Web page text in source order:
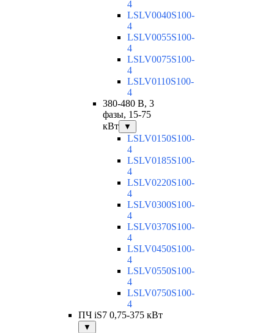
4
LSLV0040S100-
4
LSLV0055S100-
4
LSLV0075S100-
4
LSLV0110S100-
4
380-480 В, 3
фазы, 15-75
кВт
▼
LSLV0150S100-
4
LSLV0185S100-
4
LSLV0220S100-
4
LSLV0300S100-
4
LSLV0370S100-
4
LSLV0450S100-
4
LSLV0550S100-
4
LSLV0750S100-
4
ПЧ iS7 0,75-375 кВт
▼